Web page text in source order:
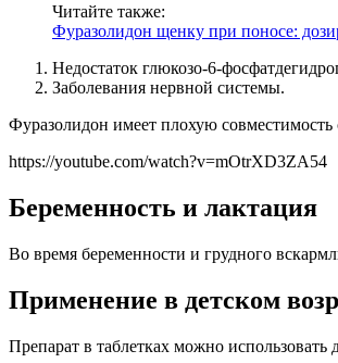
Читайте также:
Фуразолидон щенку при поносе:
Недостаток глюкозо-6-
Заболевания нервной системы.
Фуразолидон имеет плохую
https://youtube.com/watch?v=mOtrXD3ZA54
Беременность и лактация
Во время беременности и грудного
Применение в детском
Препарат в таблетках можно использовать